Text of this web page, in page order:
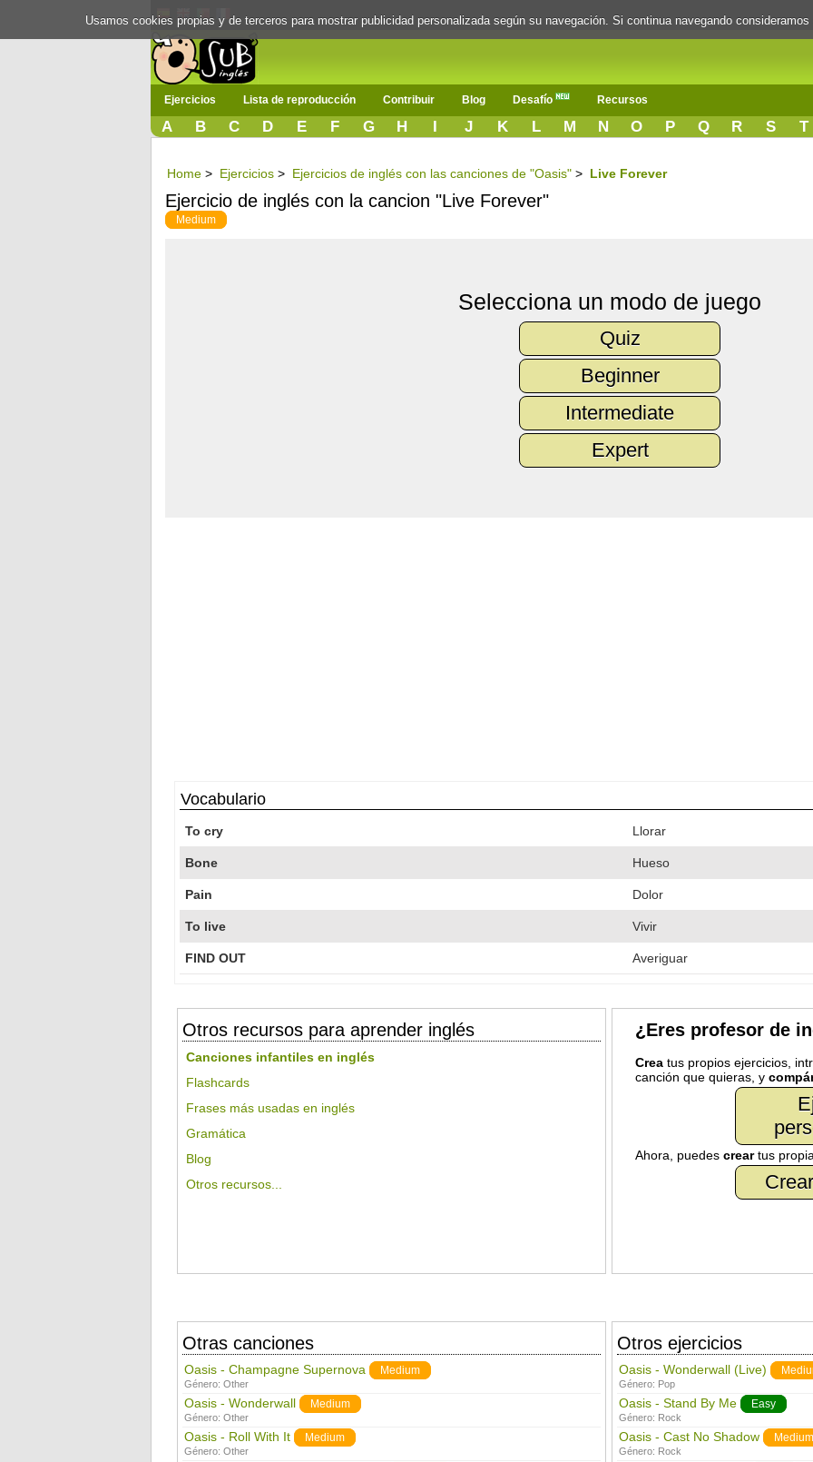
Ejercicios Lista de reproducción Contribuir Blog Desafío Recursos
A B C D E F G H I J K L M N O P Q R S T
Home > Ejercicios > Ejercicios de inglés con las canciones de "Oasis" > Live Forever
Ejercicio de inglés con la cancion "Live Forever"
Medium
Selecciona un modo de juego
Quiz
Beginner
Intermediate
Expert
Vocabulario
To cry Llorar
Bone Hueso
Pain Dolor
To live Vivir
FIND OUT Averiguar
Otros recursos para aprender inglés
Canciones infantiles en inglés
Flashcards
Frases más usadas en inglés
Gramática
Blog
Otros recursos...
¿Eres profesor de
Creatus propios ejercicios,
canción que quieras, y
Ahora, puedes creartus
Otras canciones
Oasis - Champagne Supernova Medium
Género: Other
Oasis - Wonderwall Medium
Género: Other
Oasis - Roll With It Medium
Género: Other
Otros ejercicios
Oasis - Wonderwall (Live)
Género: Pop
Oasis - Stand By Me Easy
Género: Rock
Oasis - Cast No Shadow Medium
Género: Rock
Usamos cookies propias y de terceros para mostrar publicidad personalizada según su navegación. Si continua navegando